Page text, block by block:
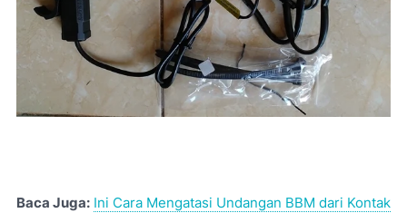
Baca Juga: Ini Cara Mengatasi Undangan BBM dari Kontak